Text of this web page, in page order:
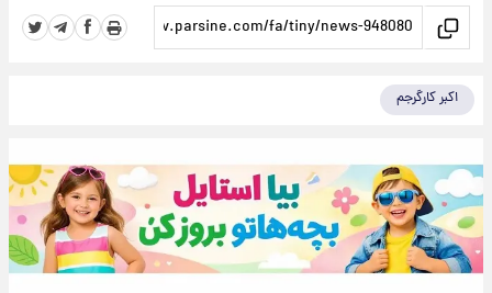
اکبر کارگرجم